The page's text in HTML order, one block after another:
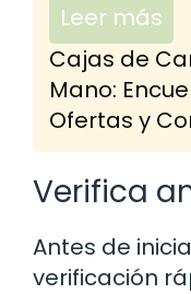
Leer más
Cajas de
Mano:
Ofertas y
Verifica
Antes de
verificación